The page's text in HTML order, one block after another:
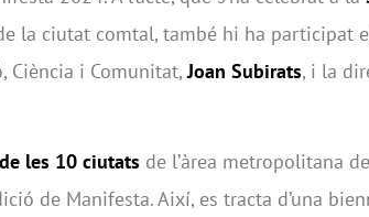
la ciutat comtal, també hi ha participat
Ciència i Comunitat,Joan Subirats, i la
les 10 ciutats de l’àrea metropolitana
de Manifesta. Així, es tracta d’una